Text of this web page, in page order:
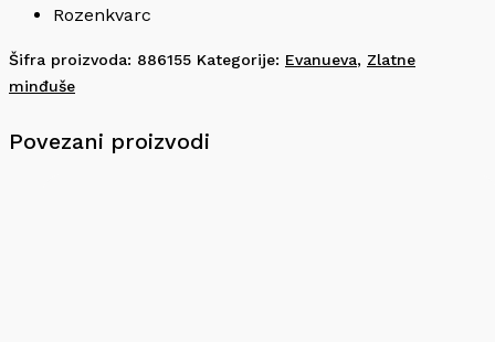
Rozenkvarc
Šifra proizvoda: 886155 Kategorije: Evanueva, Zlatne
minđuše
Povezani proizvodi